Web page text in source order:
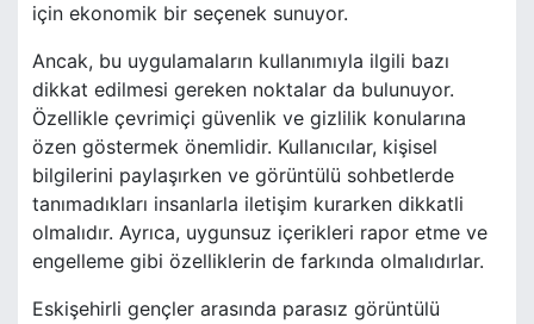
için ekonomik bir seçenek sunuyor.
Ancak, bu uygulamaların kullanımıyla ilgili bazı
dikkat edilmesi gereken noktalar da bulunuyor.
Özellikle çevrimiçi güvenlik ve gizlilik konularına
özen göstermek önemlidir. Kullanıcılar, kişisel
bilgilerini paylaşırken ve görüntülü sohbetlerde
tanımadıkları insanlarla iletişim kurarken dikkatli
olmalıdır. Ayrıca, uygunsuz içerikleri rapor etme ve
engelleme gibi özelliklerin de farkında olmalıdırlar.
Eskişehirli gençler arasında parasız görüntülü